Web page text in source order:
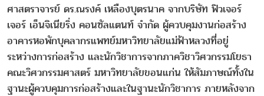
ศาสตราจารย์ ดร.ณรงค์ เหลืองบุตรนาค จากบริษัท ฟิวเจอร์
เจอร์ เอ็นจิเนียริ่ง คอนซัลแตนท์ จำกัด ผู้ควบคุมงานก่อสร้าง
อาคารหอพักบุคลากรแพทย์มหาวิทยาลัยแม่ฟ้าหลวงที่อยู่
ระหว่างการก่อสร้าง และนักวิชาการจากภาควิชาวิศวกรรมโยธา
คณะวิศวกรรมศาสตร์ มหาวิทยาลัยขอนแก่น ให้สัมภาษณ์ทั้งใน
ฐานะผู้ควบคุมการก่อสร้างและในฐานะนักวิชาการ ภายหลังจาก